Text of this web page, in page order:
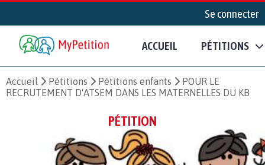
Se connecter
ACCUEIL PÉTITIONS
Accueil Pétitions Pétitions enfants
POUR LE
RECRUTEMENT D'ATSEM DANS LES MATERNELLES DU KB
PÉTITION